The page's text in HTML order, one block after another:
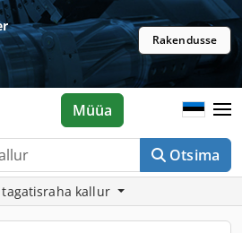
Rakendusse
Otsima
Müüa
kallur